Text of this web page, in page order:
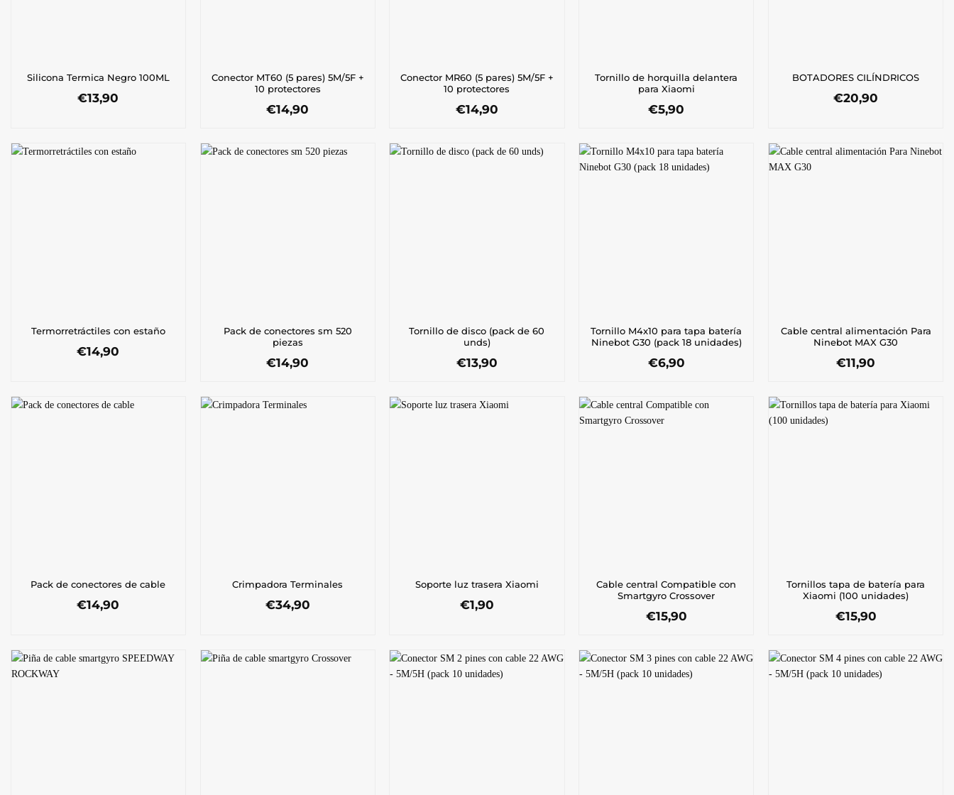
Silicona Termica Negro 100ML
€13,90
Conector MT60 (5 pares) 5M/5F +
10 protectores
€14,90
Conector MR60 (5 pares) 5M/5F +
10 protectores
€14,90
Tornillo de horquilla delantera
para Xiaomi
€5,90
BOTADORES CILÍNDRICOS
€20,90
Termorretráctiles con estaño
€14,90
Pack de conectores sm 520
piezas
€14,90
Tornillo de disco (pack de 60
unds)
€13,90
Tornillo M4x10 para tapa batería
Ninebot G30 (pack 18 unidades)
€6,90
Cable central alimentación Para
Ninebot MAX G30
€11,90
Pack de conectores de cable
€14,90
Crimpadora Terminales
€34,90
Soporte luz trasera Xiaomi
€1,90
Cable central Compatible con
Smartgyro Crossover
€15,90
Tornillos tapa de batería para
Xiaomi (100 unidades)
€15,90